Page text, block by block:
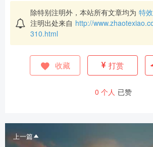
除特别注明外，本站所有文章均为 特
注明出处来自 http://
310.html
收藏 打赏
0 个人 已赞
上一篇